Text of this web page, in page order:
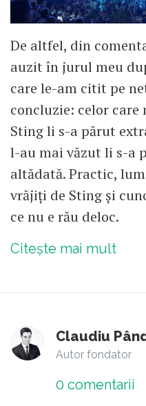
De altfel, din
auzit în jurul meu
care le-am citit pe
concluzie: celor
Sting li s-a părut
l-au mai văzut li s-a
altădată. Practic,
vrăjiți de Sting și
ce nu e rău deloc.
Citește mai mult
Claudiu
Autor fondator
0 comentarii